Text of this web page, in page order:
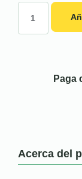
Paga
Acerca del